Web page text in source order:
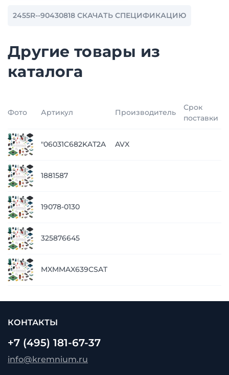
2455R--90430818 СКАЧАТЬ СПЕЦИФИКАЦИЮ
Другие товары из
каталога
Фото Артикул Производитель
Срок
поставки
"06031C682KAT2A AVX
1881587
19078-0130
325876645
MXMMAX639CSAT
КОНТАКТЫ
+7 (495) 181-67-37
info@kremnium.ru